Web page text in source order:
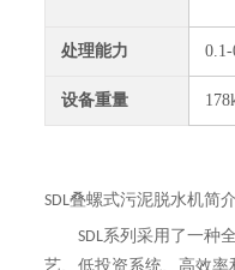
处理能力 0.1-
设备重量
SDL叠螺式污泥脱水机简介
SDL系列采用了一种